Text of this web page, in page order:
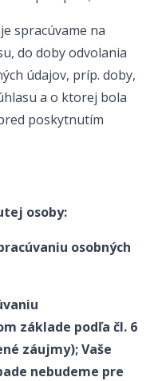
spracúvame na
do doby odvolania
údajov, príp. doby,
a o ktorej bola
poskytnutím
osoby:
osobných
základe podľa čl. 6
záujmy); Vaše
nebudeme pre